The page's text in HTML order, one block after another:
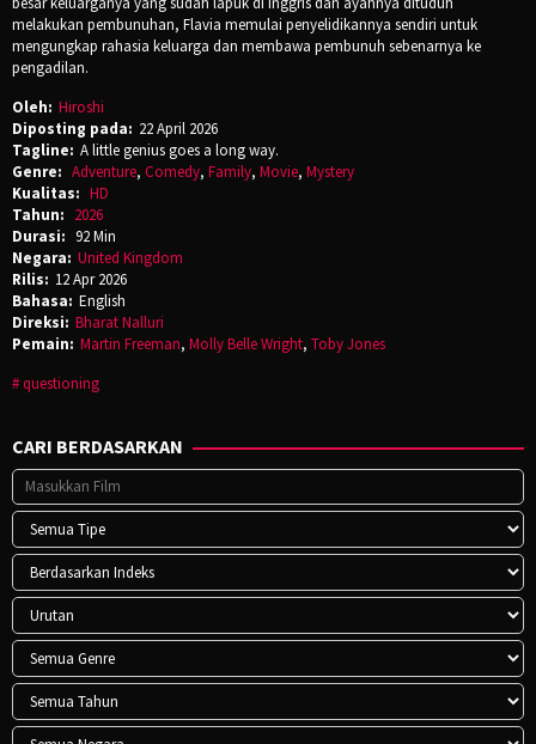
melakukan pembunuhan, Flavia memulai penyelidikannya sendiri untuk
mengungkap rahasia keluarga dan membawa pembunuh sebenarnya ke
pengadilan.
Oleh: Hiroshi
Diposting pada: 22 April 2026
Tagline: A little genius goes a long way.
Genre: Adventure, Comedy, Family, Movie, Mystery
Kualitas: HD
Tahun: 2026
Durasi: 92 Min
Negara: United Kingdom
Rilis: 12 Apr 2026
Bahasa: English
Direksi: Bharat Nalluri
Pemain: Martin Freeman, Molly Belle Wright, Toby Jones
questioning
CARI BERDASARKAN